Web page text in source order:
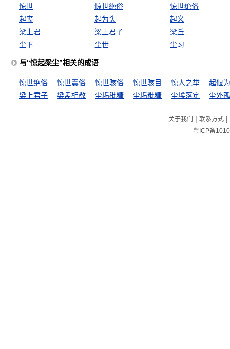
惊世 惊世絶俗
惊世绝俗
起丧
起为头
起义
梁上君
梁上君子
梁丘
尘下
尘世 尘习
与“惊起梁尘”相关的成语
惊世绝俗 惊世震俗 惊世骇俗 惊世骇目 惊人之举
起偃
梁上君子
梁孟相敬 尘垢秕糠 尘垢粃糠 尘埃落定 尘外
关于我们 | 联系方式|
粤ICP备